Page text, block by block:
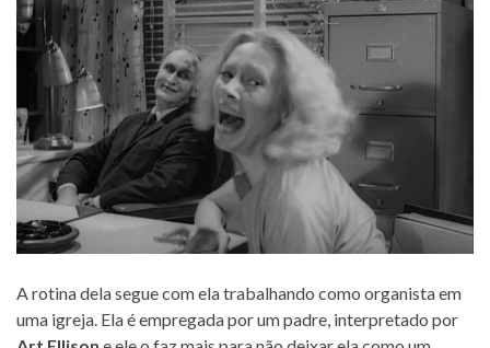
A rotina dela segue com ela trabalhando como organista em
uma igreja. Ela é empregada por um padre, interpretado por